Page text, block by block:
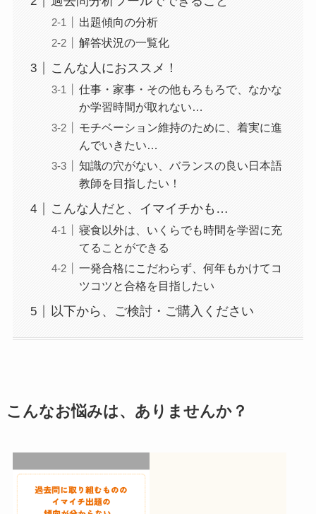
出題傾向の分析
解答状況の一覧化
こんな人におススメ！
仕事・家事・その他もろもろで、なかな
か学習時間が取れない…
モチベーション維持のために、着実に進
んでいきたい…
知識の穴がない、バランスの良い日本語
教師を目指したい！
こんな人だと、イマイチかも…
寝食以外は、いくらでも時間を学習に充
てることができる
一発合格にこだわらず、何年もかけてコ
ツコツと合格を目指したい
以下から、ご検討・ご購入ください
こんなお悩みは、ありませんか？